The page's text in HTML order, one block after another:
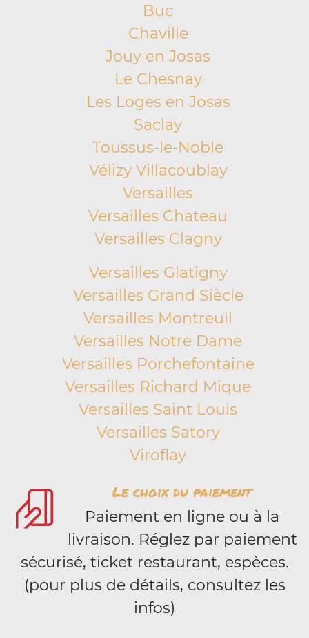
Buc
Chaville
Jouy en Josas
Le Chesnay
Les Loges en Josas
Saclay
Toussus-le-Noble
Vélizy Villacoublay
Versailles
Versailles Chateau
Versailles Clagny
Versailles Glatigny
Versailles Grand Siècle
Versailles Montreuil
Versailles Notre Dame
Versailles Porchefontaine
Versailles Richard Mique
Versailles Saint Louis
Versailles Satory
Viroflay
Le choix du paiement
Paiement en ligne ou à la
livraison. Réglez par paiement
sécurisé, ticket restaurant, espèces.
(pour plus de détails, consultez les
infos)